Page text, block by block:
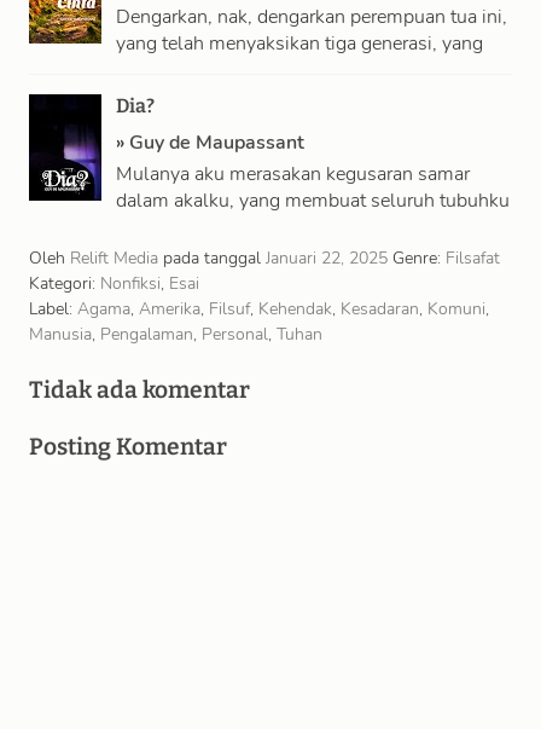
Dengarkan, nak, dengarkan perempuan tua ini,
yang telah menyaksikan tiga generasi, yang
dan wanita. …
Dia?
» Guy de Maupassant
Mulanya aku merasakan kegusaran samar
dalam akalku, yang membuat seluruh tubuhku
tak terlihat apa-apa, …
Oleh Relift Media pada tanggal Januari 22, 2025 Genre: Filsafat
Kategori: Nonfiksi, Esai
Label: Agama, Amerika, Filsuf, Kehendak, Kesadaran, Komuni,
Manusia, Pengalaman, Personal, Tuhan
Tidak ada komentar
Posting Komentar